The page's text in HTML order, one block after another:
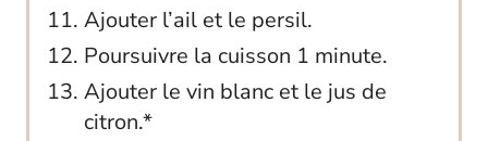
Ajouter l’ail et le persil.
Poursuivre la cuisson 1 minute.
Ajouter le vin blanc et le jus de
citron.*